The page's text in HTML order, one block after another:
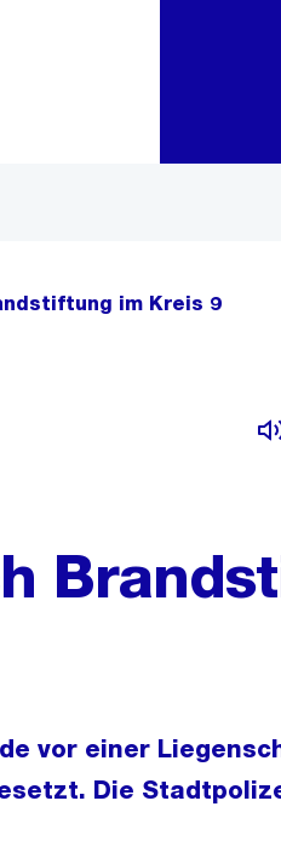
im Kreis 9
vor einer
Die